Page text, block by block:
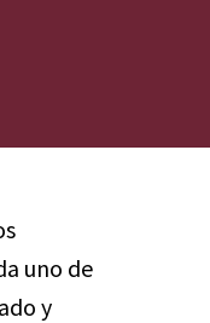
uno de
y